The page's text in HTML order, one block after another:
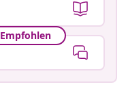
Empfohlen